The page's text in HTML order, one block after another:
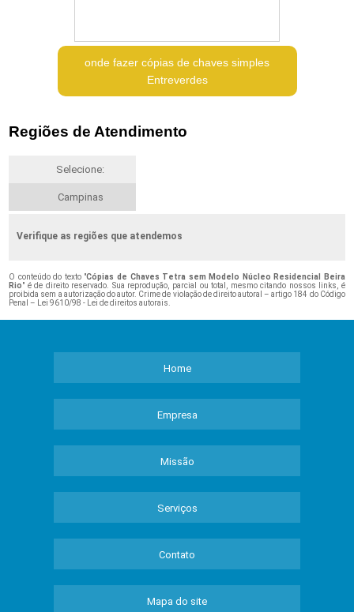
onde fazer cópias de chaves simples
Entreverdes
Regiões de Atendimento
Selecione:
Campinas
Verifique as regiões que atendemos
O conteúdo do texto "Cópias de Chaves Tetra sem Modelo Núcleo Residencial Beira
Rio" é de direito reservado. Sua reprodução, parcial ou total, mesmo citando nossos links, é
proibida sem a autorização do autor. Crime de violação de direito autoral – artigo 184 do Código
Penal –
Lei 9610/98 - Lei de direitos autorais
Home
Empresa
Missão
Serviços
Contato
Mapa do site